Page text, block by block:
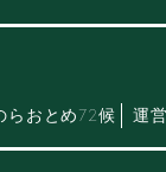
らおとめ72候 運